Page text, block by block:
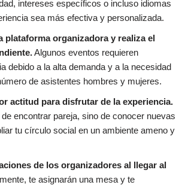
intereses específicos o incluso idiomas
sea más efectiva y personalizada.
plataforma organizadora y realiza el
Algunos eventos requieren
debido a la alta demanda y a la necesidad
de asistentes hombres y mujeres.
actitud para disfrutar de la experiencia.
encontrar pareja, sino de conocer nuevas
tu círculo social en un ambiente ameno y
de los organizadores al llegar al
te asignarán una mesa y te